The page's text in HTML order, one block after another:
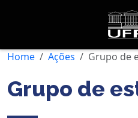
Home Ações Grupo de
Grupo de